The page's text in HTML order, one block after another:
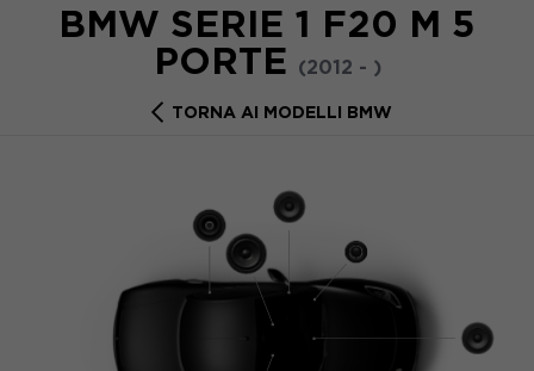
BMW SERIE 1 F20 M 5
PORTE (2012 - )
TORNA AI MODELLI BMW